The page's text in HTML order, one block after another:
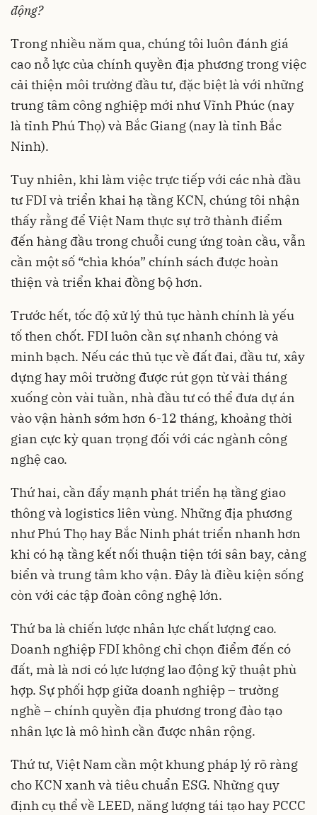
động?
Trong nhiều năm qua, chúng tôi luôn đánh giá
cao nỗ lực của chính quyền địa phương trong việc
cải thiện môi trường đầu tư, đặc biệt là với những
trung tâm công nghiệp mới như Vĩnh Phúc (nay
là tỉnh Phú Thọ) và Bắc Giang (nay là tỉnh Bắc
Ninh).
Tuy nhiên, khi làm việc trực tiếp với các nhà đầu
tư FDI và triển khai hạ tầng KCN, chúng tôi nhận
thấy rằng để Việt Nam thực sự trở thành điểm
đến hàng đầu trong chuỗi cung ứng toàn cầu, vẫn
cần một số “chìa khóa” chính sách được hoàn
thiện và triển khai đồng bộ hơn.
Trước hết, tốc độ xử lý thủ tục hành chính là yếu
tố then chốt. FDI luôn cần sự nhanh chóng và
minh bạch. Nếu các thủ tục về đất đai, đầu tư, xây
dựng hay môi trường được rút gọn từ vài tháng
xuống còn vài tuần, nhà đầu tư có thể đưa dự án
vào vận hành sớm hơn 6-12 tháng, khoảng thời
gian cực kỳ quan trọng đối với các ngành công
nghệ cao.
Thứ hai, cần đẩy mạnh phát triển hạ tầng giao
thông và logistics liên vùng. Những địa phương
như Phú Thọ hay Bắc Ninh phát triển nhanh hơn
khi có hạ tầng kết nối thuận tiện tới sân bay, cảng
biển và trung tâm kho vận. Đây là điều kiện sống
còn với các tập đoàn công nghệ lớn.
Thứ ba là chiến lược nhân lực chất lượng cao.
Doanh nghiệp FDI không chỉ chọn điểm đến có
đất, mà là nơi có lực lượng lao động kỹ thuật phù
hợp. Sự phối hợp giữa doanh nghiệp – trường
nghề – chính quyền địa phương trong đào tạo
nhân lực là mô hình cần được nhân rộng.
Thứ tư, Việt Nam cần một khung pháp lý rõ ràng
cho KCN xanh và tiêu chuẩn ESG. Những quy
định cụ thể về LEED, năng lượng tái tạo hay PCCC